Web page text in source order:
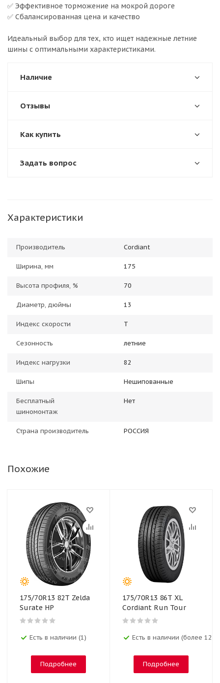
✅ Эффективное торможение на мокрой дороге
✅ Сбалансированная цена и качество
Идеальный выбор для тех, кто ищет надежные летние
шины с оптимальными характеристиками.
Наличие
Отзывы
Как купить
Задать вопрос
Характеристики
Производитель Cordiant
Ширина, мм 175
Высота профиля, % 70
Диаметр, дюймы 13
Индекс скорости T
Сезонность летние
Индекс нагрузки 82
Шипы Нешипованные
Бесплатный
шиномонтаж
Нет
Страна производитель РОССИЯ
Похожие
175/70R13 82T Zelda
Surate HP
Есть в наличии (1)
Подробнее
175/70R13 86T XL
Cordiant Run Tour
Есть в наличии (более 12)
Подробнее